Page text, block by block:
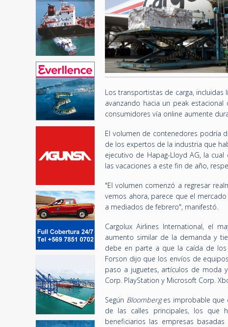
Los transportistas de carga, incluidas
avanzando hacia un peak
consumidores vía online aumente
El volumen de contenedores podría
de los expertos de la industria que
ejecutivo de Hapag-Lloyd AG, la
las vacaciones a este fin de año,
"El volumen comenzó a regresar
vemos ahora, parece que el
a mediados de febrero", manifestó.
Cargolux Airlines International, el
aumento similar de la demanda y
debe en parte a que la caída de los
Forson dijo que los envíos de
paso a juguetes, artículos de moda
Corp. PlayStation y Microsoft Corp.
Según Bloomberges improbable que
de las calles principales, los que
beneficiarios las empresas